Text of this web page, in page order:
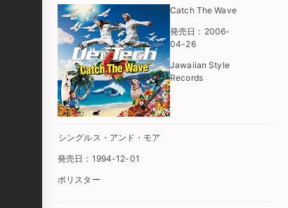
Catch The Wave
発売日：2006-
04-26
Jawaiian Style
Records
シングルス・アンド・モア
発売日：1994-12-01
ポリスター